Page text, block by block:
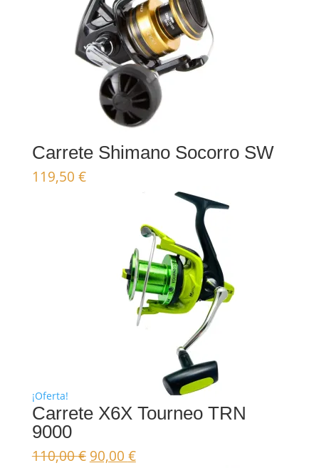
Carrete Shimano Socorro SW
119,50 €
¡Oferta!
Carrete X6X Tourneo TRN
9000
110,00€ El
90,00 €El